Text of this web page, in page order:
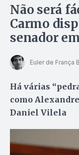
Não será
Carmo
senador
Euler de França
Há várias
como Alexandre
Daniel Vilela